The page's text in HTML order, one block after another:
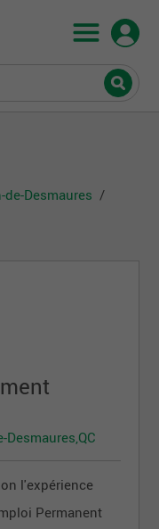
Desmaures
l'expérience
Permanent